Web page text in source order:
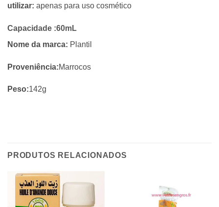
utilizar: apenas para uso cosmético
Capacidade :60mL
Nome da marca: Plantil
Proveniência:Marrocos
Peso:142g
PRODUTOS RELACIONADOS